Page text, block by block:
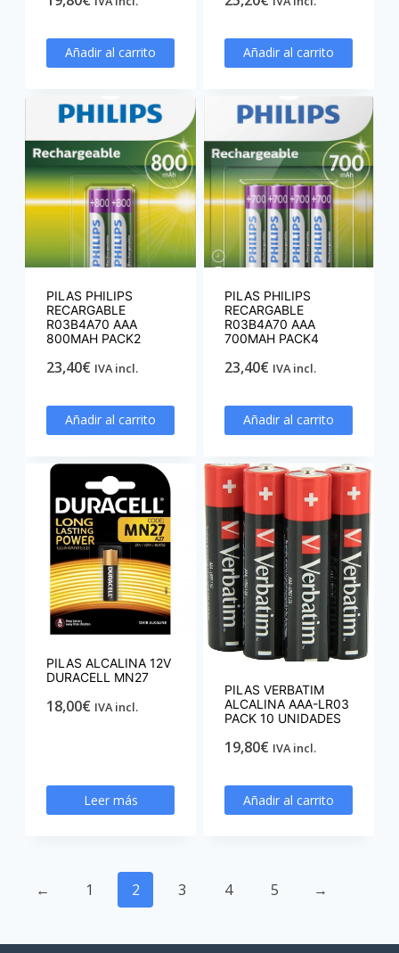
Añadir al carrito Añadir al carrito
PILAS PHILIPS
RECARGABLE
R03B4A70 AAA
800MAH PACK2
23,40€ IVA incl.
Añadir al carrito
PILAS PHILIPS
RECARGABLE
R03B4A70 AAA
700MAH PACK4
23,40€ IVA incl.
Añadir al carrito
PILAS ALCALINA 12V
DURACELL MN27
18,00€ IVA incl.
Leer más
PILAS VERBATIM
ALCALINA AAA-LR03
PACK 10 UNIDADES
19,80€ IVA incl.
Añadir al carrito
← 1 2 3 4 5 →